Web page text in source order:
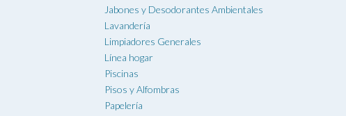
Jabones y Desodorantes Ambientales
Lavandería
Limpiadores Generales
Línea hogar
Piscinas
Pisos y Alfombras
Papelería